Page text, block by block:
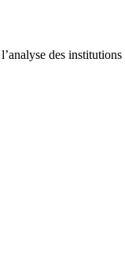
des